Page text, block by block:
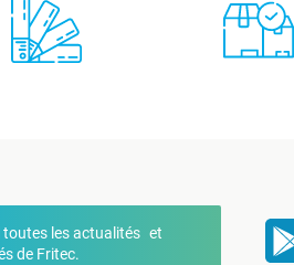
toutes les actualités et
de Fritec.